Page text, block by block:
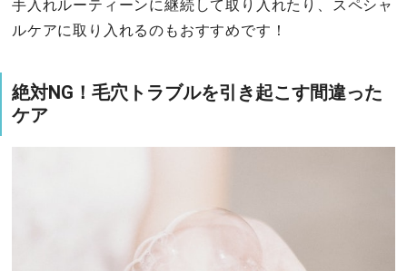
手入れルーティーンに継続して取り入れたり、スペシャ
ルケアに取り入れるのもおすすめです！
絶対NG！毛穴トラブルを引き起こす間違った
ケア